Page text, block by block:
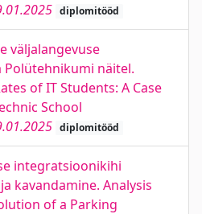
diplomitööd
väljalangevuse
Polütehnikumi näitel.
of IT Students: A Case
School
diplomitööd
integratsioonikihi
kavandamine. Analysis
of a Parking